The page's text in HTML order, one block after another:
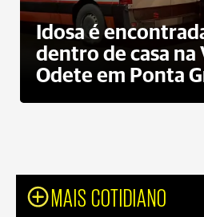
Idosa é
dentro de casa na
Odete em Ponta
MAIS COTIDIANO